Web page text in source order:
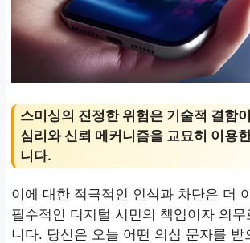
스미싱의 진정한 위험은 기술적 결함
심리와 신뢰 메커니즘을 교묘히 이용
니다.
이에 대한 적극적인 인식과 차단은 더
필수적인 디지털 시민의 책임이자 의
니다. 당신은 오늘 어떤 의심 문자를 받